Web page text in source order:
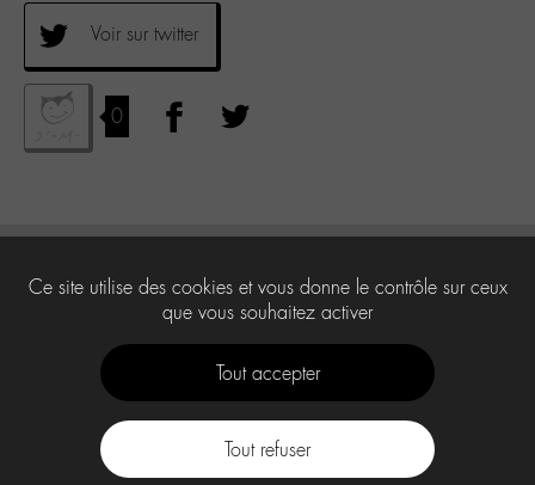
Voir sur twitter
0
Ce site utilise des cookies et vous donne le contrôle sur ceux
que vous souhaitez activer
Tout accepter
Tout refuser